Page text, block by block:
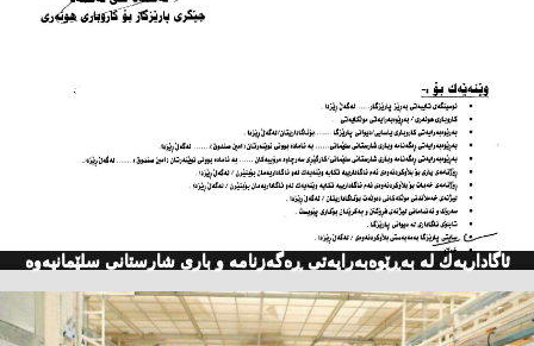
ئاگاداریه‌ك له‌ به‌ڕێوه‌به‌رایه‌تی ڕه‌گه‌زنامه‌ و باری شارستانی سلێمانیه‌وه‌